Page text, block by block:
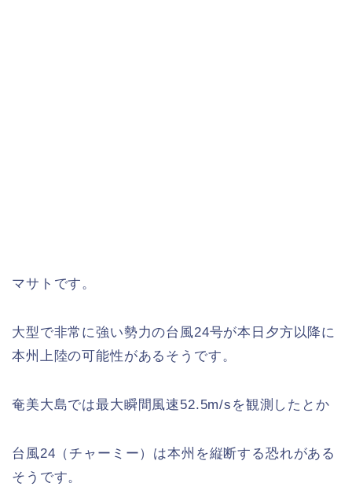
マサトです。
大型で非常に強い勢力の台風24号が本日夕方以降に
本州上陸の可能性があるそうです。
奄美大島では最大瞬間風速52.5m/sを観測したとか
台風24（チャーミー）は本州を縦断する恐れがある
そうです。